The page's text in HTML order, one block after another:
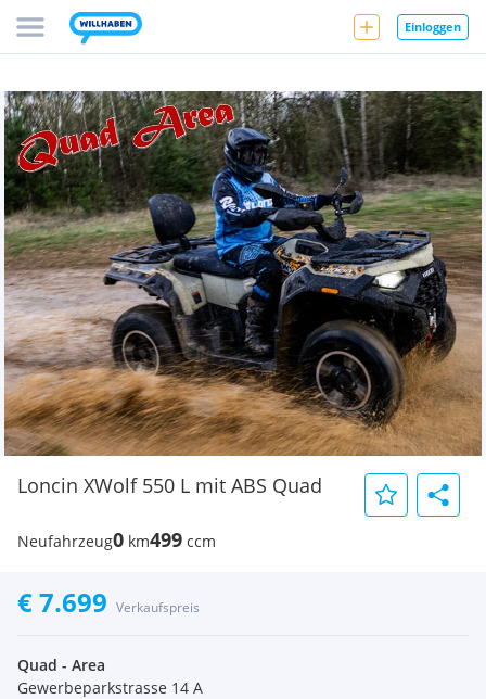
Einloggen
Loncin XWolf 550 L mit ABS Quad
Neufahrzeug0 km499 ccm
€ 7.699 Verkaufspreis
Quad - Area
Gewerbeparkstrasse 14 A